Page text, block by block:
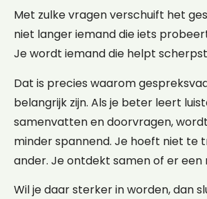
Met zulke vragen verschuift het
niet langer iemand die iets
Je wordt iemand die helpt
Dat is precies waarom
belangrijk zijn. Als je beter leert
samenvatten en doorvragen,
minder spannend. Je hoeft niet te
ander. Je ontdekt samen of er een
Wil je daar sterker in worden, dan